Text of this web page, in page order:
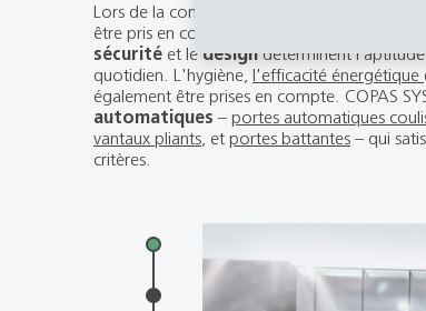
Lors de la conception de systèmes de
être pris en compte. Selon la branche
sécurité et le design déterminent
quotidien. L'hygiène, l'efficacité énergétique
également être prises en compte. COPAS
automatiques – portes automatiques
vantaux pliants, et portes battantes – qui
critères.